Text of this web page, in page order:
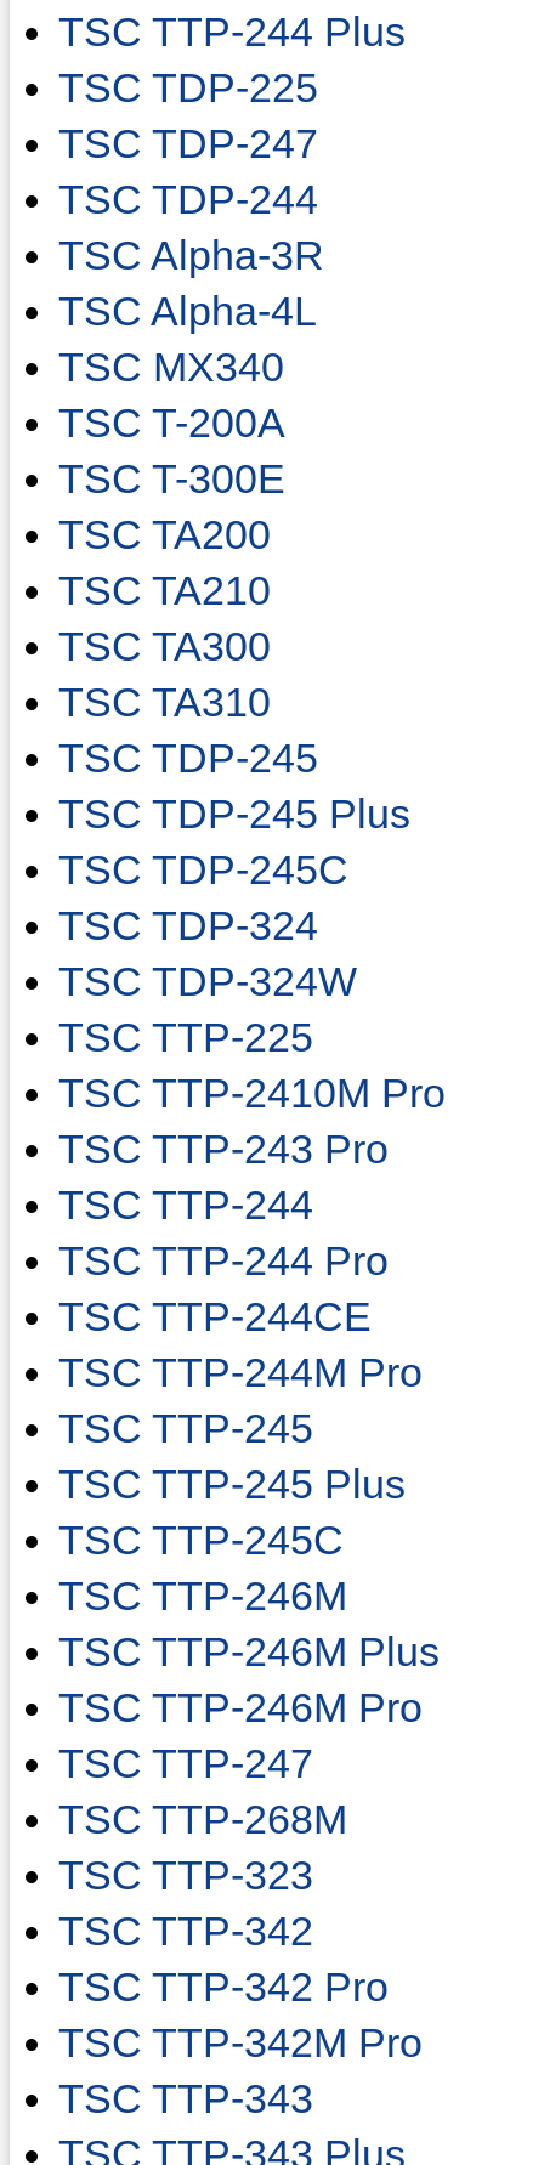
TSC TTP-244 Plus
TSC TDP-225
TSC TDP-247
TSC TDP-244
TSC Alpha-3R
TSC Alpha-4L
TSC MX340
TSC T-200A
TSC T-300E
TSC TA200
TSC TA210
TSC TA300
TSC TA310
TSC TDP-245
TSC TDP-245 Plus
TSC TDP-245C
TSC TDP-324
TSC TDP-324W
TSC TTP-225
TSC TTP-2410M Pro
TSC TTP-243 Pro
TSC TTP-244
TSC TTP-244 Pro
TSC TTP-244CE
TSC TTP-244M Pro
TSC TTP-245
TSC TTP-245 Plus
TSC TTP-245C
TSC TTP-246M
TSC TTP-246M Plus
TSC TTP-246M Pro
TSC TTP-247
TSC TTP-268M
TSC TTP-323
TSC TTP-342
TSC TTP-342 Pro
TSC TTP-342M Pro
TSC TTP-343
TSC TTP-343 Plus